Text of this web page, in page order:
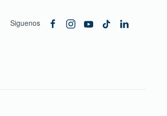
Siguenos